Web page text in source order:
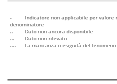
-
Indicatore non applicabile per valore
denominatore
..
Dato non ancora disponibile
...
Dato non rilevato
....
La mancanza o esiguità del